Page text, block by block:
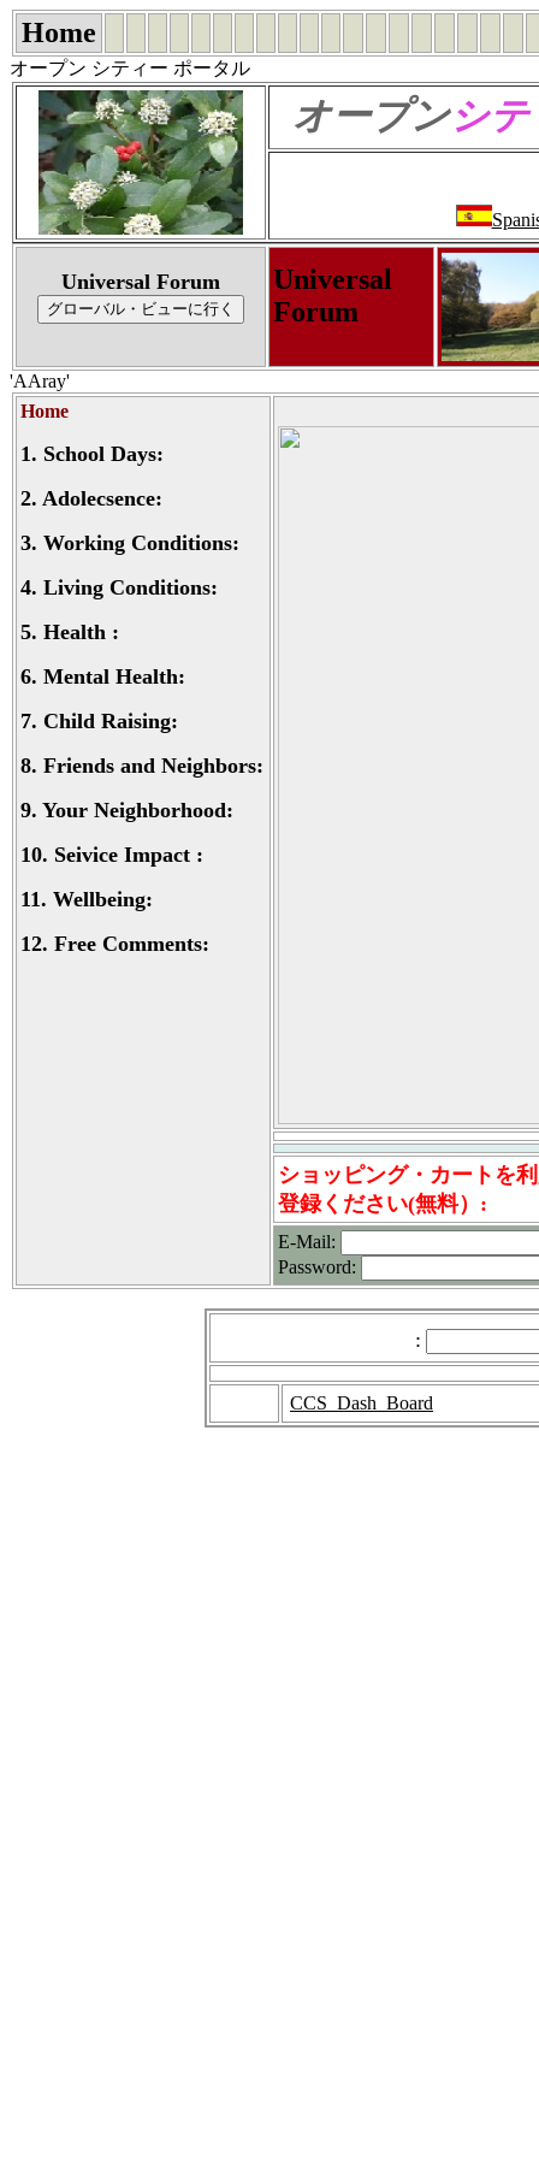
Home
オープン シティー ポータル
オープンシテ
Universal Forum
Universal
Forum
'AAray'
Home
1. School Days:
2. Adolecsence:
3. Working Conditions:
4. Living Conditions:
5. Health :
6. Mental Health:
7. Child Raising:
8. Friends and Neighbors:
9. Your Neighborhood:
10. Seivice Impact :
11. Wellbeing:
12. Free Comments:
ショッピング・カートを
登録ください(無料）:
E-Mail:
Password:
:
CCS_Dash_Board